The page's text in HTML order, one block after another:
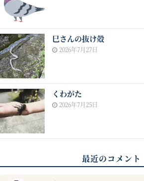
巳さんの抜け殻
2026年7月27日
くわがた
2026年7月25日
最近のコメント